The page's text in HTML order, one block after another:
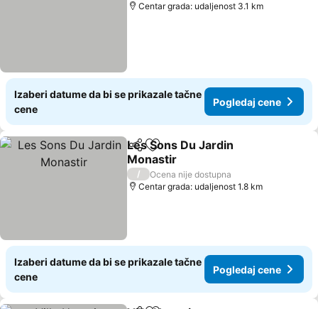
Centar grada: udaljenost 3.1 km
Izaberi datume da bi se prikazale tačne
cene
Pogledaj cene
Deli Dodati u favorite
Les Sons Du Jardin
Monastir
/
Ocena nije dostupna
Centar grada: udaljenost 1.8 km
Izaberi datume da bi se prikazale tačne
cene
Pogledaj cene